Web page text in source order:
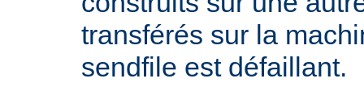
transférés sur la
sendfile est défaillant.